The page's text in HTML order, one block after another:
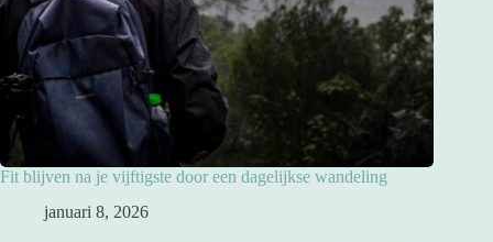
Fit blijven na je vijftigste door een dagelijkse wandeling
januari 8, 2026